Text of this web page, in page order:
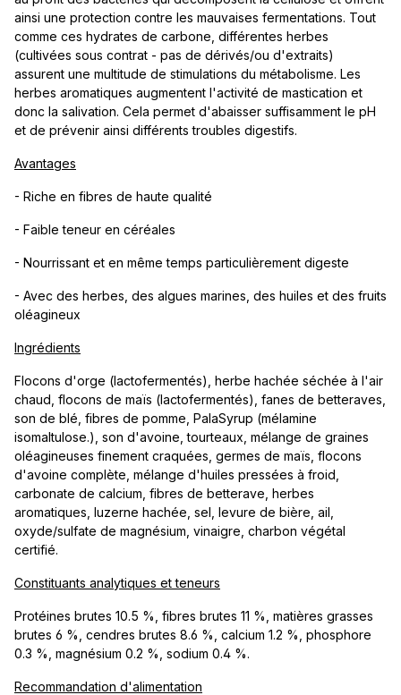
ainsi une protection contre les mauvaises fermentations. Tout
comme ces hydrates de carbone, différentes herbes
(cultivées sous contrat - pas de dérivés/ou d'extraits)
assurent une multitude de stimulations du métabolisme. Les
herbes aromatiques augmentent l'activité de mastication et
donc la salivation. Cela permet d'abaisser suffisamment le pH
et de prévenir ainsi différents troubles digestifs.
Avantages
- Riche en fibres de haute qualité
- Faible teneur en céréales
- Nourrissant et en même temps particulièrement digeste
- Avec des herbes, des algues marines, des huiles et des fruits
oléagineux
Ingrédients
Flocons d'orge (lactofermentés), herbe hachée séchée à l'air
chaud, flocons de maïs (lactofermentés), fanes de betteraves,
son de blé, fibres de pomme, PalaSyrup (mélamine
isomaltulose.), son d'avoine, tourteaux, mélange de graines
oléagineuses finement craquées, germes de maïs, flocons
d'avoine complète, mélange d'huiles pressées à froid,
carbonate de calcium, fibres de betterave, herbes
aromatiques, luzerne hachée, sel, levure de bière, ail,
oxyde/sulfate de magnésium, vinaigre, charbon végétal
certifié.
Constituants analytiques et teneurs
Protéines brutes 10.5 %, fibres brutes 11 %, matières grasses
brutes 6 %, cendres brutes 8.6 %, calcium 1.2 %, phosphore
0.3 %, magnésium 0.2 %, sodium 0.4 %.
Recommandation d'alimentation